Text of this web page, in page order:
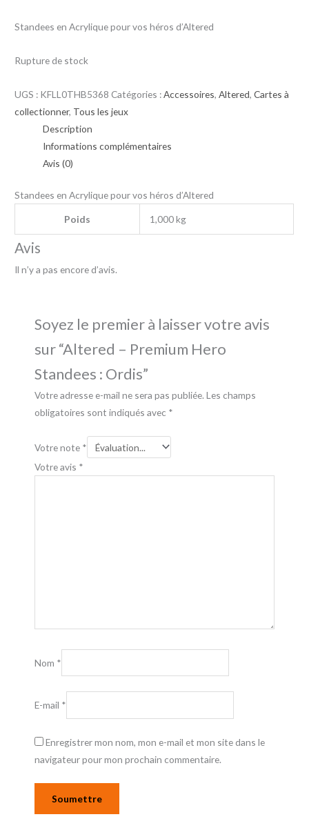
Standees en Acrylique pour vos héros d’Altered
Rupture de stock
UGS : KFLL0THB5368 Catégories :Accessoires,Altered,Cartes à
collectionner, Tous les jeux
Description
Informations complémentaires
Avis (0)
Standees en Acrylique pour vos héros d’Altered
Poids 1,000 kg
Avis
Il n’y a pas encore d’avis.
Soyez le premier à laisser votre avis
sur “Altered – Premium Hero
Standees : Ordis”
Votre adresse e-mail ne sera pas publiée. Les champs
obligatoires sont indiqués avec *
Votre note *
Votre avis *
Nom *
E-mail *
Enregistrer mon nom, mon e-mail et mon site dans le
navigateur pour mon prochain commentaire.